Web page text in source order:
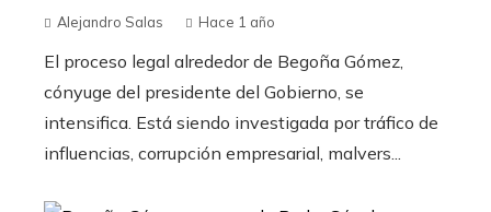
Alejandro Salas Hace 1 año
El proceso legal alrededor de Begoña Gómez,
cónyuge del presidente del Gobierno, se
intensifica. Está siendo investigada por tráfico de
influencias, corrupción empresarial, malvers...